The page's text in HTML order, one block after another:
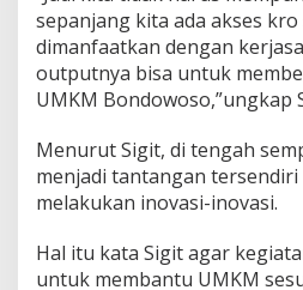
sepanjang kita ada akses
dimanfaatkan dengan
outputnya bisa untuk
UMKM Bondowoso,”ungkap
Menurut Sigit, di tengah
menjadi tantangan
melakukan inovasi-inovasi.
Hal itu kata Sigit agar
untuk membantu UMKM